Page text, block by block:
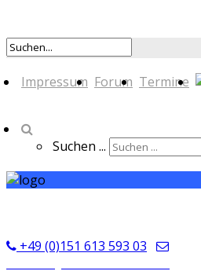
Impressum Forum Termine
Suchen ...
+49 (0)151 613 593 03